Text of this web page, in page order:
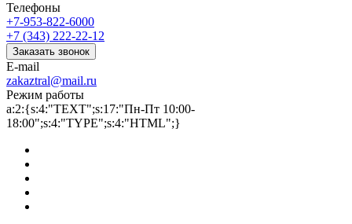
Телефоны
+7-953-822-6000
+7 (343) 222-22-12
Заказать звонок
E-mail
zakaztral@mail.ru
Режим работы
a:2:{s:4:"TEXT";s:17:"Пн-Пт 10:00-
18:00";s:4:"TYPE";s:4:"HTML";}